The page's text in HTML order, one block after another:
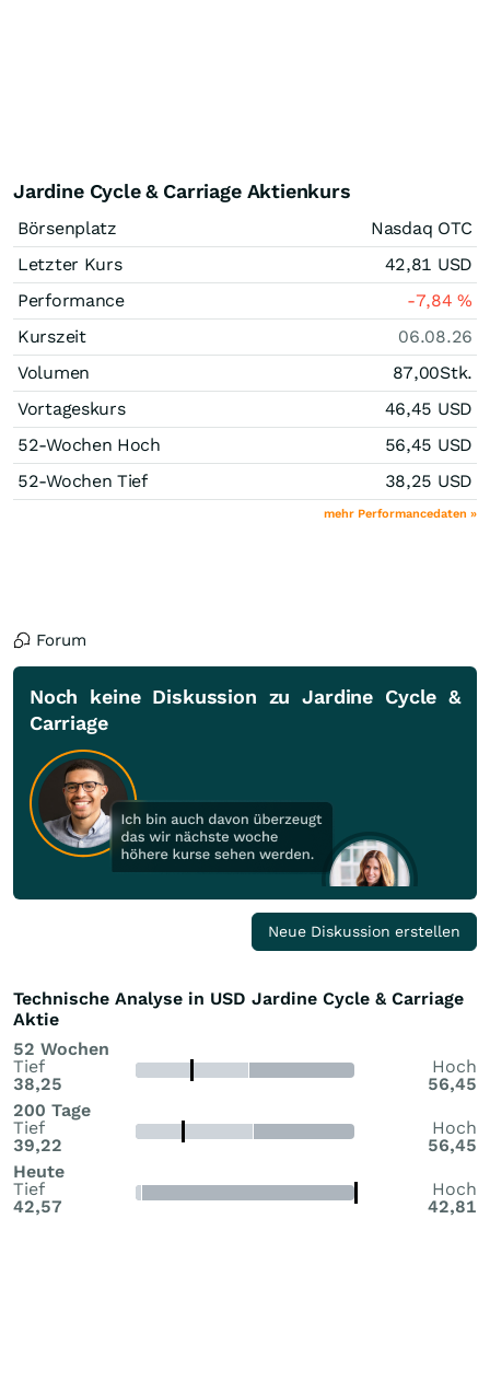
Jardine Cycle & Carriage Aktienkurs
Börsenplatz
Nasdaq OTC
Letzter Kurs
42,81 USD
Performance
-7,84%
Kurszeit
06.08.26
Volumen
87,00Stk.
Vortageskurs
46,45 USD
52-Wochen Hoch
56,45 USD
52-Wochen Tief
38,25 USD
mehr Performancedaten »
Forum
Noch keine Diskussion zu Jardine Cycle &
Carriage
Neue Diskussion erstellen
Technische Analyse in USD Jardine Cycle & Carriage
Aktie
52 Wochen
Tief
38,25
Hoch
56,45
200 Tage
Tief
39,22
Hoch
56,45
Heute
Tief
42,57
Hoch
42,81